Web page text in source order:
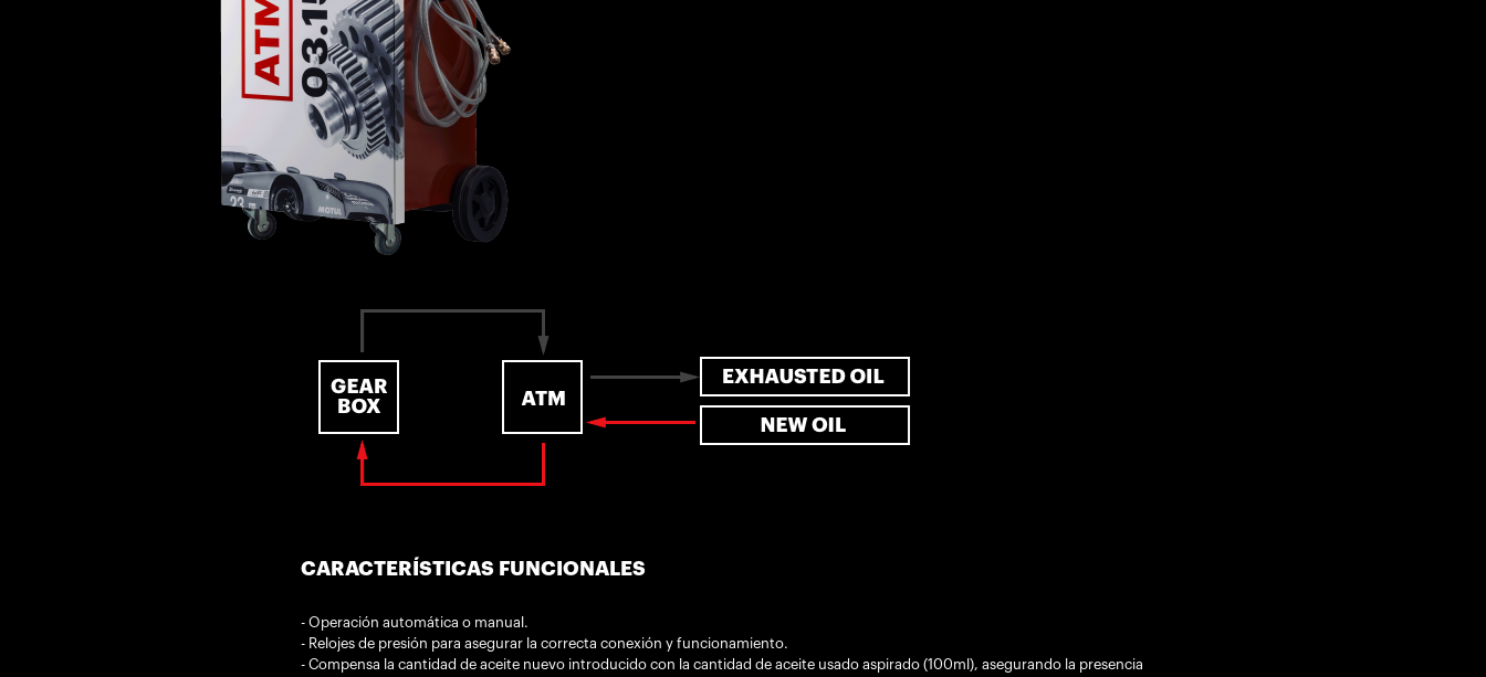
CARACTERÍSTICAS FUNCIONALES
- Operación automática o manual.
- Relojes de presión para asegurar la correcta conexión y funcionamiento.
- Compensa la cantidad de aceite nuevo introducido con la cantidad de aceite usado aspirado (100ml), asegurando la presencia